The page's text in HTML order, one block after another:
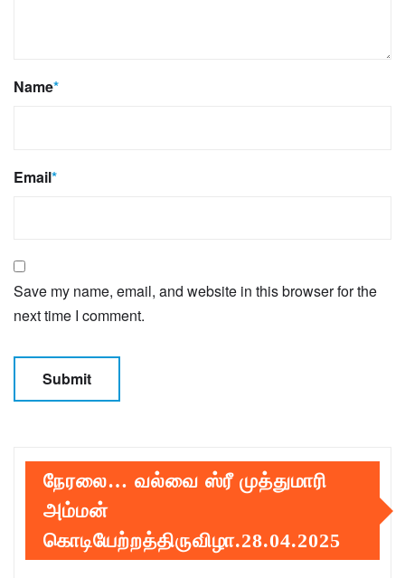
Name*
Email*
Save my name, email, and website in this browser for the
next time I comment.
நேரலை… வல்வை ஸ்ரீ முத்துமாரி
அம்மன்
கொடியேற்றத்திருவிழா.28.04.2025